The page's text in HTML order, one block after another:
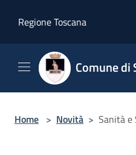
Regione Toscana
Comune di
Home > Novità > Sanità e